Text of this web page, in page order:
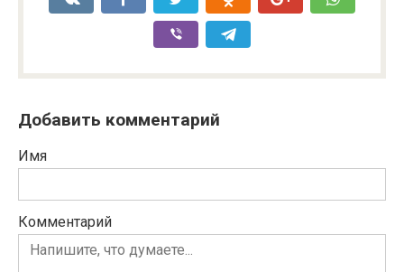
Добавить комментарий
Имя
Комментарий